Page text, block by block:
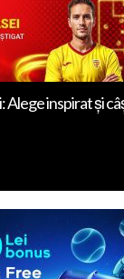
Alege inspirat și